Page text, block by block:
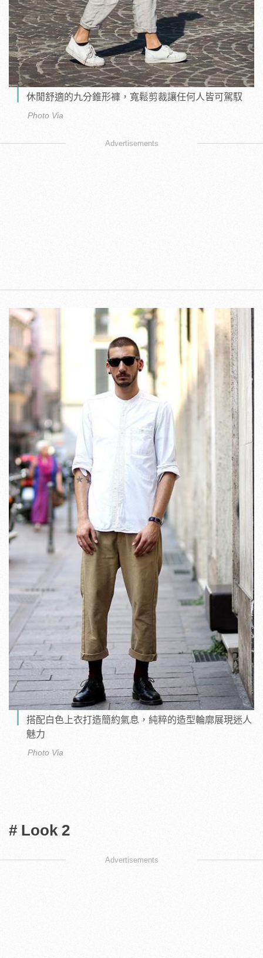
休閒舒適的九分錐形褲，寬鬆剪裁讓任何人皆可駕馭
Photo Via
Advertisements
搭配白色上衣打造簡約氣息，純粹的造型輪廓展現迷人
魅力
Photo Via
# Look 2
Advertisements